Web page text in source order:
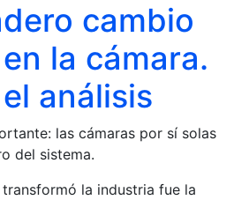
cambio
la cámara.
análisis
las cámaras por sí solas
del sistema.
la industria fue la